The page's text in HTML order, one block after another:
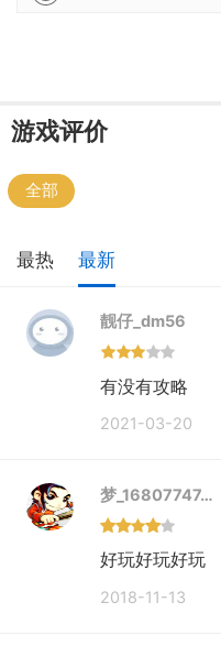
游戏评价
全部
最热 最新
靓仔_dm56
有没有攻略
2021-03-20
梦_16807747…
好玩好玩好玩
2018-11-13